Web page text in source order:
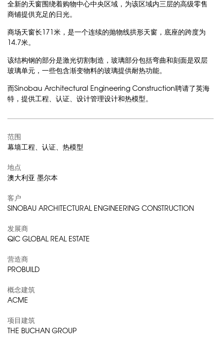
全新的天窗围绕着购物中心中央区域，为该区域内三层的高级零售
商铺提供充足的日光。
商场天窗长171米，是一个连续的抛物线拱形天窗，底座的跨度为
14.7米。
该结构钢的部分是激光切割制造，玻璃部分包括弯曲和刻面是双层
玻璃单元，一些包含渐变物料的玻璃提供耐热功能。
而Sinobau Architectural Engineering Construction聘请了英海
特，提供工程、认证、设计管理设计和热模型。
范围
幕墙工程、认证、热模型
地点
澳大利亚 墨尔本
客户
SINOBAU ARCHITECTURAL ENGINEERING CONSTRUCTION
发展商
QIC GLOBAL REAL ESTATE
营造商
PROBUILD
概念建筑
ACME
项目建筑
THE BUCHAN GROUP